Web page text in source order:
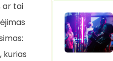
ar tai
kurias